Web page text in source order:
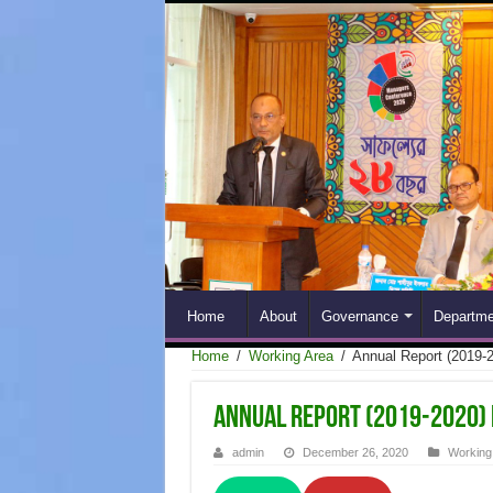
Home About Governance
Home / Working Area / Annual Report (2019-
Annual Report (2019-
admin December 26, 2020